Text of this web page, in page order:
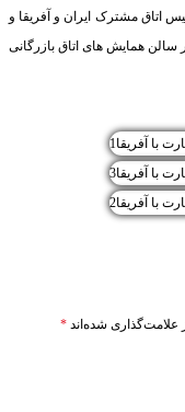
اتاق مشترک ایران و آفریقا و
همایش های اتاق بازرگانی
علامت‌گذاری شده‌اند *